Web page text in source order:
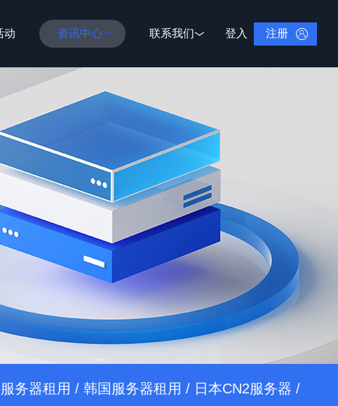
动 资讯中心 联系我们 登入 注册
务器租用 / 韩国服务器租用 / 日本CN2服务器 /